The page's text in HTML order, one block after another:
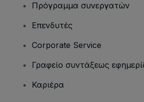
Πρόγραμμα συνεργατών
Επενδυτές
Corporate Service
Γραφείο συντάξεως
Καριέρα